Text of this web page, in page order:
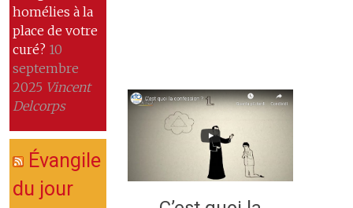
homélies à la
place de votre
curé? 10
septembre
2025 Vincent
Delcorps
Évangile
du jour